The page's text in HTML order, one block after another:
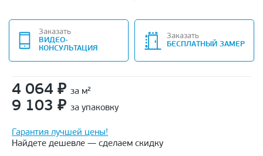
Заказать
ВИДЕО-
КОНСУЛЬТАЦИЯ
Заказать
БЕСПЛАТНЫЙ ЗАМЕР
4 064 ₽ за м²
9 103 ₽ за упаковку
Гарантия лучшей цены!
Найдете дешевле — сделаем скидку